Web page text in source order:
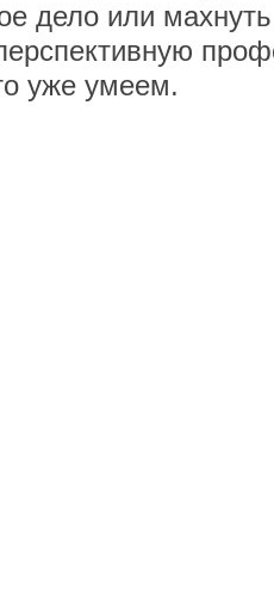
дело или
уже умеем.